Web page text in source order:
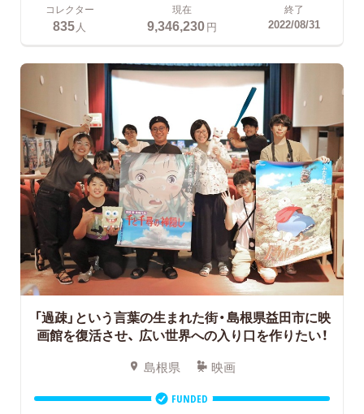
コレクター
835人
現在
9,346,230円
終了
2022/08/31
「過疎」という言葉の生まれた街・島根県益田市に映
画館を復活させ、 広い世界への入り口を作りたい！
島根県 映画
FUNDED